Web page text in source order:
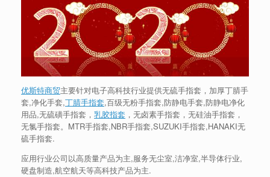
优斯特商贸主要针对电子高科技行业提供无硫手指套，加厚丁腈手
套,净化手套,丁腈手指套,百级无粉手指套,防静电手套,防静电净化
用品,无硫磺手指套， 乳胶指套 ，无卤素手指套，无硅油手指套，
无氯手指套。MTR手指套,NBR手指套,SUZUKI手指套,HANAKI无
硫手指套.
应用行业公司以高质量产品为主,服务无尘室,洁净室,半导体行业,
硬盘制造,航空航天等高科技产品为主.